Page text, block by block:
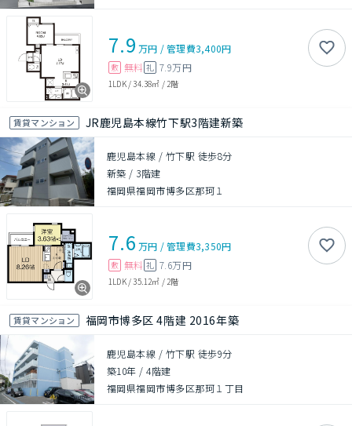
7.9 万円 /管理費3,400円
敷 無料 礼 7.9万円
1LDK/34.38㎡ / 2階
賃貸マンション JR鹿児島本線竹下駅3階建新築
鹿児島本線 / 竹下駅 徒歩8分
新築 / 3階建
福岡県福岡市博多区那珂１
7.6 万円 /管理費3,350円
敷 無料 礼 7.6万円
1LDK/35.12㎡ / 2階
賃貸マンション 福岡市博多区 4階建 2016年築
鹿児島本線 / 竹下駅 徒歩9分
築10年 /4階建
福岡県福岡市博多区那珂１丁目